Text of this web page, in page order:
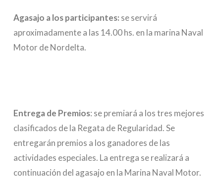
Agasajo a los participantes: se servirá
aproximadamente a las 14.00 hs. en la marina Naval
Motor de Nordelta.
Entrega de Premios: se premiará a los tres mejores
clasificados de la Regata de Regularidad. Se
entregarán premios a los ganadores de las
actividades especiales. La entrega se realizará a
continuación del agasajo en la Marina Naval Motor.